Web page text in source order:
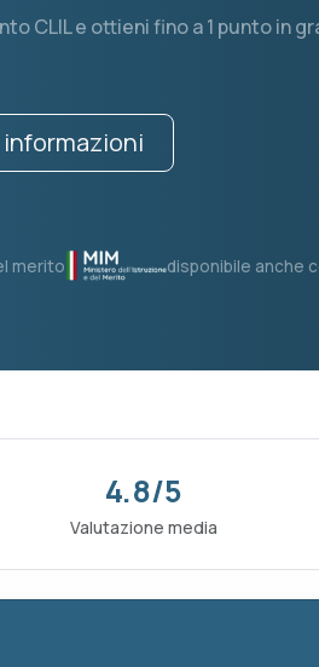
CLIL e ottieni fino a 1 punto in
informazioni
merito disponibile anche
4.8/5
Valutazione media